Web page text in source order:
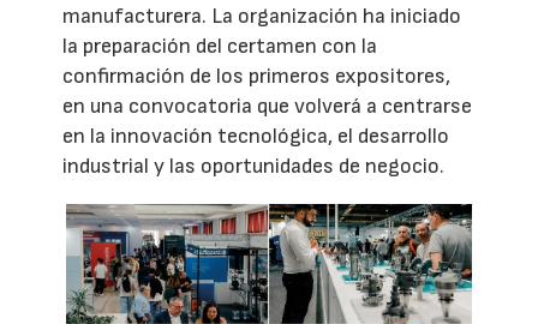
manufacturera. La organización ha iniciado
la preparación del certamen con la
confirmación de los primeros expositores,
en una convocatoria que volverá a centrarse
en la innovación tecnológica, el desarrollo
industrial y las oportunidades de negocio.